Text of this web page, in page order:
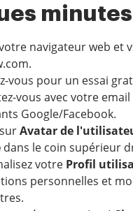
minutes
navigateur web et
vous pour un essai
vous avec votre email
Google/Facebook.
Avatar de
dans le coin supérieur
votre Profil
personnelles et